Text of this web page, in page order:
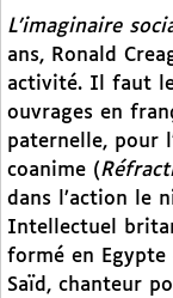
L’imaginaire
ans, Ronald
activité. Il faut
ouvrages en
paternelle, pour
coanime (
dans l’action le
Intellectuel
formé en Egypte
Saïd, chanteur